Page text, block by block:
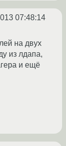
07:48:14
на двух
из лдапа,
и ещё